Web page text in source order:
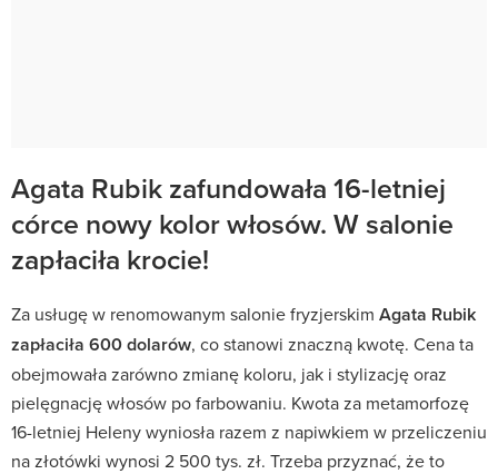
Agata Rubik zafundowała 16-letniej
córce nowy kolor włosów. W salonie
zapłaciła krocie!
Za usługę w renomowanym salonie fryzjerskim Agata Rubik
zapłaciła 600 dolarów, co stanowi znaczną kwotę. Cena ta
obejmowała zarówno zmianę koloru, jak i stylizację oraz
pielęgnację włosów po farbowaniu. Kwota za metamorfozę
16-letniej Heleny wyniosła razem z napiwkiem w przeliczeniu
na złotówki wynosi 2 500 tys. zł. Trzeba przyznać, że to